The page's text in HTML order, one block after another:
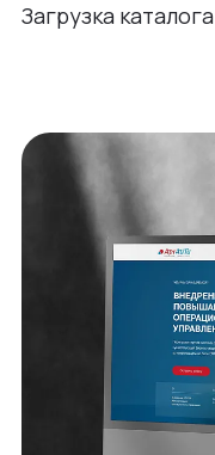
Загрузка каталога